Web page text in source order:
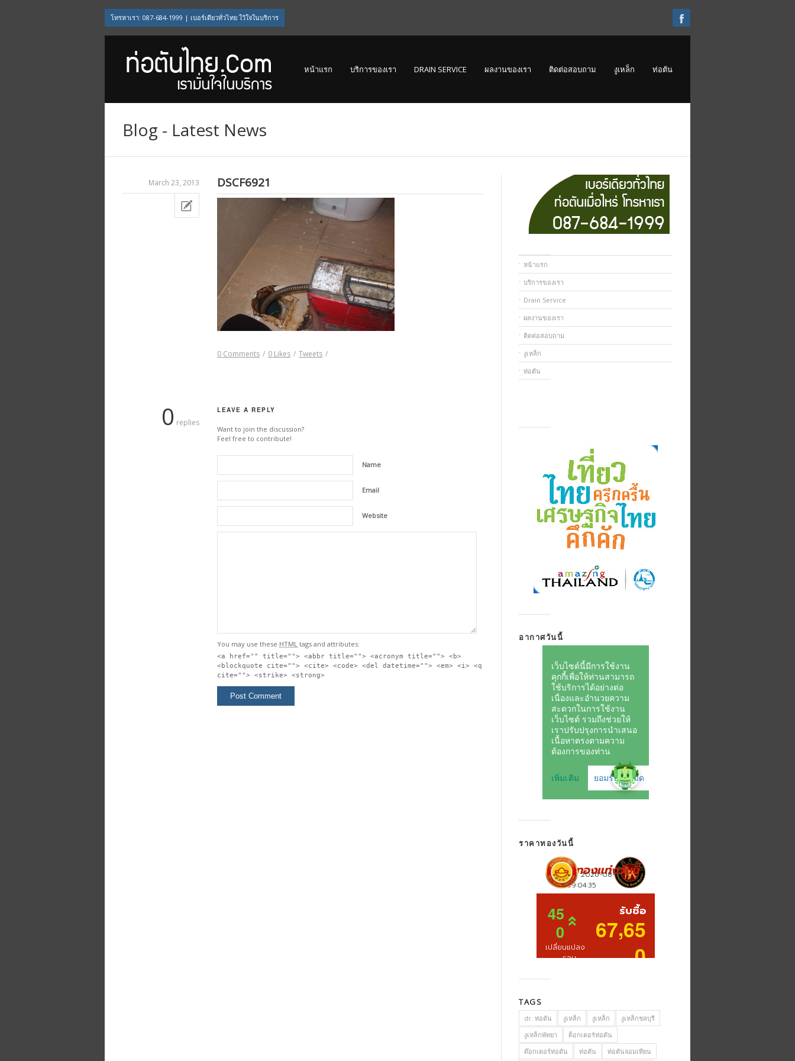
โทรหาเรา: 087-684-1999 | เบอร์เดียวทั่วไทย ใว้ใจในบริการ
หน้าแรก บริการของเรา DRAIN SERVICE ผลงานของเรา ติดต่อสอบถาม งูเหล็ก ท่อตัน
Blog - Latest News
DSCF6921
March 23, 2013
0 Comments / 0 Likes / Tweets /
0 replies
LEAVE A REPLY
Want to join the discussion?
Feel free to contribute!
Name
Email
Website
You may use these HTML tags and attributes:
<a href="" title=""> <abbr title=""> <acronym title=""> <b>
<blockquote cite=""> <cite> <code> <del datetime=""> <em> <i> <q
cite=""> <strike> <strong>
หน้าแรก
บริการของเรา
Drain Service
ผลงานของเรา
ติดต่อสอบถาม
งูเหล็ก
ท่อตัน
อากาศวันนี้
ราคาทองวันนี้
TAGS
dr. ท่อตัน งูเหล็ก งูเหล็ก
งูเหล็กชลบุรี
งูเหล็กพัทยา
ด็อกเตอร์ท่อตัน
ด๊อกเตอร์ท่อตัน
ท่อตัน ท่อตันจอมเทียน